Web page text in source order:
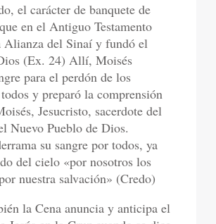
el carácter de banquete de
en el Antiguo Testamento
Alianza del Sinaí y fundó el
(Ex. 24) Allí, Moisés
para el perdón de los
y preparó la comprensión
Jesucristo, sacerdote del
Nuevo Pueblo de Dios.
su sangre por todos, ya
del cielo «por nosotros los
nuestra salvación» (Credo)
la Cena anuncia y anticipa el